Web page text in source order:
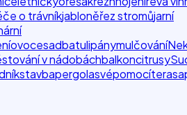
o trávníkjabloněřez stromůjarní
ovocesadbatulipánymulčování
v nádobáchbalkoncitrusy
stavbapergolasvépomocíterasa